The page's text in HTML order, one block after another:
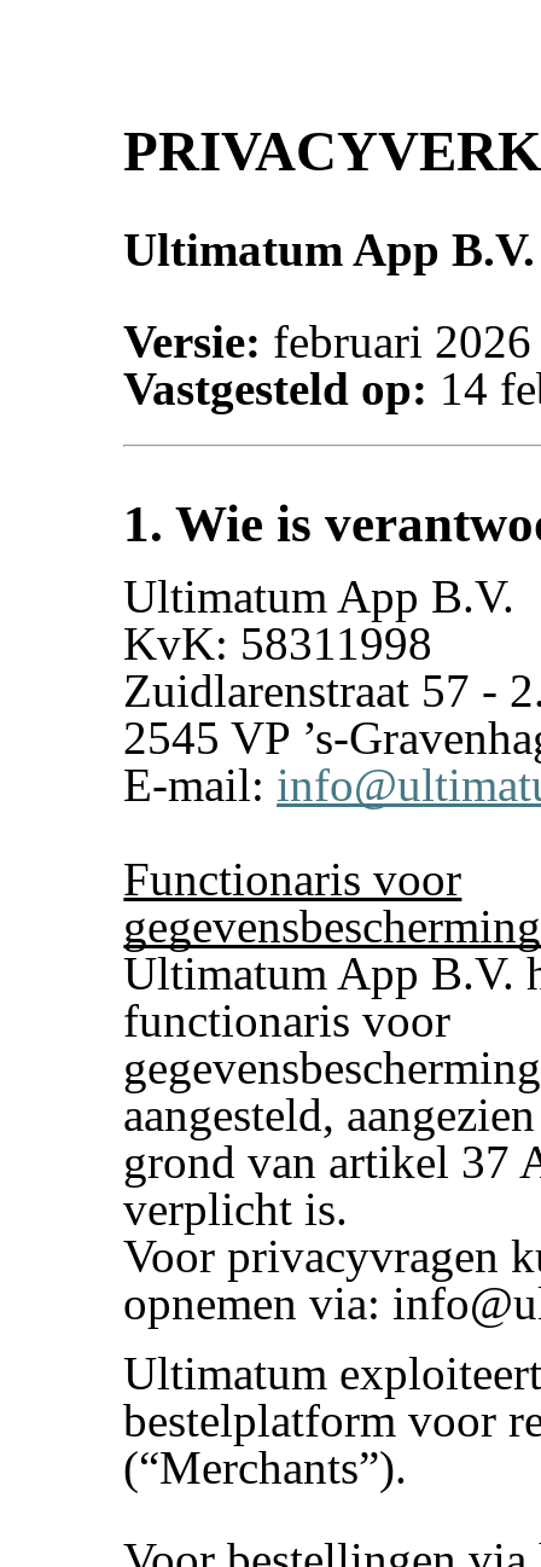
Ultimatum App B.V.
Versie: februari 2026
Vastgesteld op: 14
1. Wie is
Ultimatum App B.V.
KvK: 58311998
Zuidlarenstraat 57 -
2545 VP ’s-
E-mail:
Functionaris voor
gegevensbescherming
Ultimatum App B.V.
functionaris voor
aangesteld,
grond van artikel 37
verplicht is.
Voor privacyvragen
opnemen via:
Ultimatum
bestelplatform voor
(“Merchants”).